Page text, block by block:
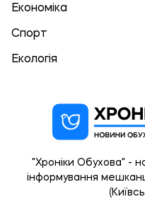
Економіка
Спорт
Екологія
"Хроніки Обухова" -
інформування